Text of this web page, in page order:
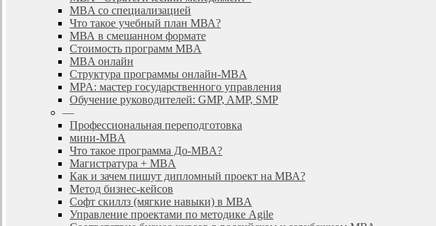
MBA со специализацией
Что такое учебный план МВА?
МВА в смешанном формате
Стоимость программ MBA
MBA онлайн
Cтруктура программы онлайн-MBA
MPA: мастер государственного управления
Обучение руководителей: GMP, AMP, SMP
—
Профессиональная переподготовка
мини-MBA
Что такое программа До-MBA?
Магистратура + MBA
Как и зачем пишут дипломный проект на МВА?
Метод бизнес-кейсов
Софт скиллз (мягкие навыки) в MBA
Управление проектами по методике Agile